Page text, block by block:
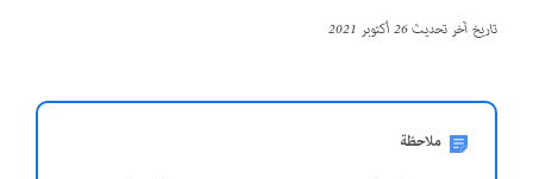
تاريخ آخر تحديث26 أكتوبر 2021
ملاحظة